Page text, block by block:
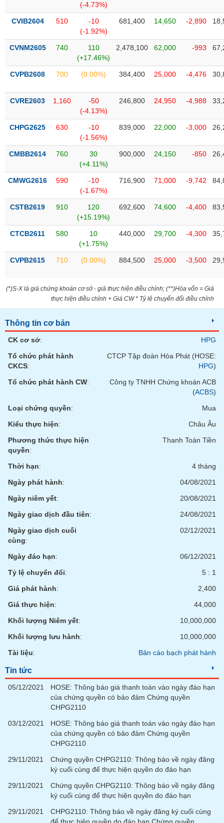
(-4.73%)
CVIB2604 510
-10
(-1.92%)
681,400 14,650 -2,890
CVNM2605 740
110
(+17.46%)
2,478,100 62,000 -993
CVPB2608 700 (0.00%) 384,400 25,000 -4,476
CVRE2603 1,160
-50
(-4.13%)
246,800 24,950 -4,988
CHPG2625 630
-10
(-1.56%)
839,000 22,000 -3,000
CMBB2614 760
30
(+4.11%)
900,000 24,150 -850
CMWG2616 590
-10
(-1.67%)
716,900 71,000 -9,742
CSTB2619 910
120
(+15.19%)
692,600 74,600 -4,400
CTCB2611 580
10
(+1.75%)
440,000 29,700 -4,300
CVPB2615 710 (0.00%) 884,500 25,000 -3,500
(*)S-X là giá chứng khoán cơ sở - giá thực hiện điều chỉnh; (**)Hòa vốn = Giá
thực hiện điều chỉnh + Giá CW * Tỷ lệ chuyển đổi điều chỉnh
Thông tin cơ bản
CK cơ sở:
HPG
Tổ chức phát hành
CKCS:
CTCP Tập đoàn Hòa Phát (HOSE:
HPG)
Tổ chức phát hành CW:
Công ty TNHH Chứng khoán ACB
(ACBS)
Loại chứng quyền:
Mua
Kiểu thực hiện:
Châu Âu
Phương thức thực hiện
quyền:
Thanh Toán Tiền
Thời hạn:
4 tháng
Ngày phát hành:
04/08/2021
Ngày niêm yết:
20/08/2021
Ngày giao dịch đầu tiên:
24/08/2021
Ngày giao dịch cuối
cùng:
02/12/2021
Ngày đáo hạn:
06/12/2021
Tỷ lệ chuyển đổi:
5 : 1
Giá phát hành:
2,400
Giá thực hiện:
44,000
Khối lượng Niêm yết:
10,000,000
Khối lượng lưu hành:
10,000,000
Tài liệu: Bản cáo bạch phát hành
Tin tức
05/12/2021
HOSE: Thông báo giá thanh toán vào ngày đáo hạn
của chứng quyền có bảo đảm Chứng quyền
CHPG2110
03/12/2021
HOSE: Thông báo giá thanh toán vào ngày đáo hạn
của chứng quyền có bảo đảm Chứng quyền
CHPG2110
29/11/2021
Chứng quyền CHPG2110: Thông báo về ngày đăng
ký cuối cùng để thực hiện quyền do đáo hạn
29/11/2021
Chứng quyền CHPG2110: Thông báo về ngày đăng
ký cuối cùng để thực hiện quyền do đáo hạn
29/11/2021
CHPG2110: Thông báo về ngày đăng ký cuối cùng
ĐỘNG
khoán
(-)
Tất cả Cổ phiếu Chỉ số Chứng chỉ quỹ Chứng
Lãnh
Người nội bộ Người liên quan
tức
(-)
Bài
giả
(-)
Báo
cáo
phân
tích
Thuật
(-)
vụ
(-)
tạo
tài
chính
Công
đầu
tư
Truyền
chính
liệu